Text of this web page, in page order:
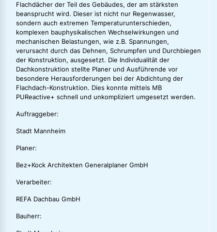
Flachdächer der Teil des Gebäudes, der am stärksten
beansprucht wird. Dieser ist nicht nur Regenwasser,
sondern auch extremen Temperaturunterschieden,
komplexen bauphysikalischen Wechselwirkungen und
mechanischen Belastungen, wie z.B. Spannungen,
verursacht durch das Dehnen, Schrumpfen und Durchbiegen
der Konstruktion, ausgesetzt. Die Individualität der
Dachkonstruktion stellte Planer und Ausführende vor
besondere Herausforderungen bei der Abdichtung der
Flachdach-Konstruktion. Dies konnte mittels MB
PUReactive+ schnell und unkompliziert umgesetzt werden.
Auftraggeber:
Stadt Mannheim
Planer:
Bez+Kock Architekten Generalplaner GmbH
Verarbeiter:
REFA Dachbau GmbH
Bauherr: